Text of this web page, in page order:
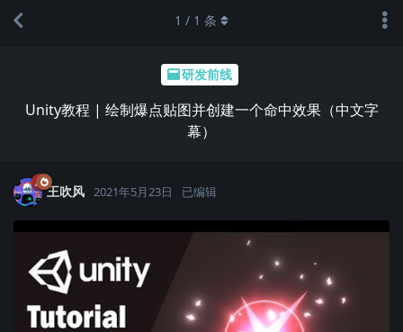
研发前线
Unity教程 | 绘制爆点贴图并创建一个命中效果（中文字
幕）
1 / 1 条
王吹风 2021年5月23日 已编辑